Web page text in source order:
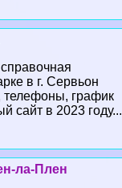
в г. Сервьон
график
сайт в 2023 году...
ла-Плен